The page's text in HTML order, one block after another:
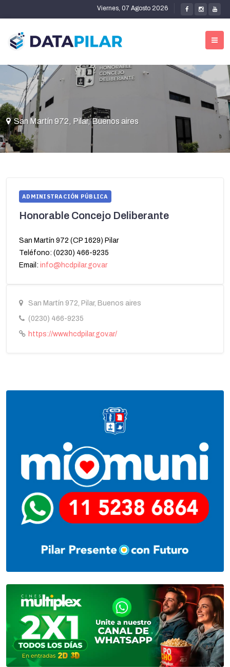
Viernes, 07 Agosto 2026
San Martín 972, Pilar, Buenos aires
ADMINISTRACIÓN PÚBLICA
Honorable Concejo Deliberante
San Martín 972 (CP 1629) Pilar
Teléfono: (0230) 466-9235
Email: info@hcdpilar.gov.ar
San Martín 972, Pilar, Buenos aires
(0230) 466-9235
https://www.hcdpilar.gov.ar/